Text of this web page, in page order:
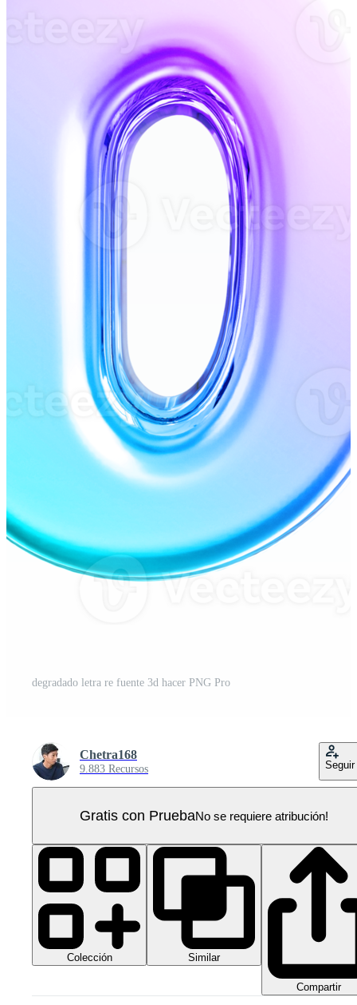
degradado letra re fuente 3d hacer PNG Pro
Chetra168
9.883 Recursos Seguir
Gratis con PruebaNo se requiere atribución!
Colección Similar
Compartir